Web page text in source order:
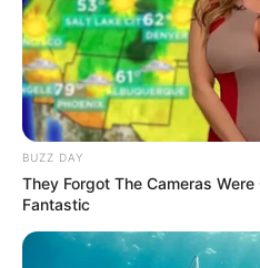
BUZZ DAY
They Forgot The Cameras
Fantastic